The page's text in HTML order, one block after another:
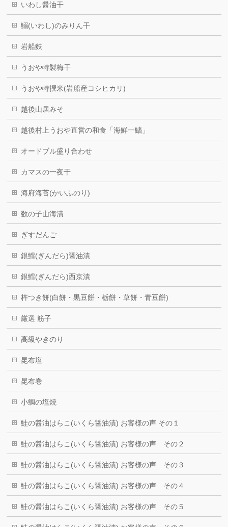
いわし醤油干
鰯(いわし)のみりん干
岩船麩
うおや特製梅干
うおや特撰米(岩船産コシヒカリ)
越後山居みそ
越後村上うおや直営の和食「海鮮一鰭」
オードブル盛り合わせ
カマスの一夜干
海府海苔(かいふのり)
数の子山海漬
ぎすだんご
銀鱈(ぎんだら)醤油漬
銀鱈(ぎんだら)西京漬
杵つき餅(白餅・黒豆餅・栃餅・草餅・青豆餅)
厳選 筋子
高級やきのり
昆布塩
昆布巻
小鯛の塩焼
鮭の醤油はらこ(いくら醤油漬) お客様の声 その１
鮭の醤油はらこ(いくら醤油漬) お客様の声 その２
鮭の醤油はらこ(いくら醤油漬) お客様の声 その３
鮭の醤油はらこ(いくら醤油漬) お客様の声 その４
鮭の醤油はらこ(いくら醤油漬) お客様の声 その５